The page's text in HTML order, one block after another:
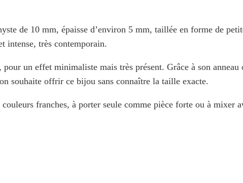
de 10 mm, épaisse d’environ 5 mm, taillée en forme de
intense, très contemporain.
un effet minimaliste mais très présent. Grâce à son anneau
souhaite offrir ce bijou sans connaître la taille exacte.
franches, à porter seule comme pièce forte ou à mixer